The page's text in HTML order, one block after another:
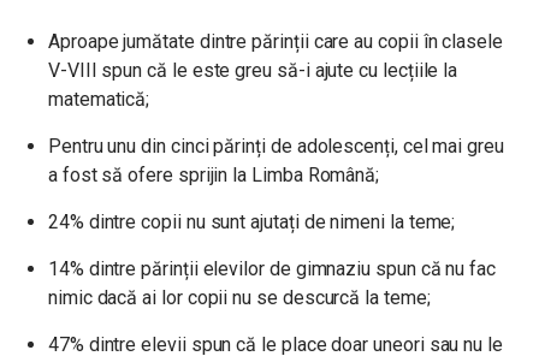
Aproape jumătate dintre părinții care au copii în clasele
V-VIII spun că le este greu să-i ajute cu lecțiile la
matematică;
Pentru unu din cinci părinți de adolescenți, cel mai greu
a fost să ofere sprijin la Limba Română;
24% dintre copii nu sunt ajutați de nimeni la teme;
14% dintre părinții elevilor de gimnaziu spun că nu fac
nimic dacă ai lor copii nu se descurcă la teme;
47% dintre elevii spun că le place doar uneori sau nu le